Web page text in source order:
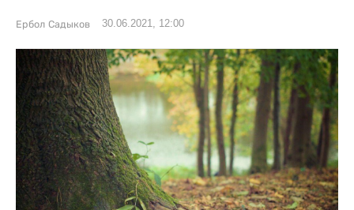
Ербол Садыков 30.06.2021, 12:00